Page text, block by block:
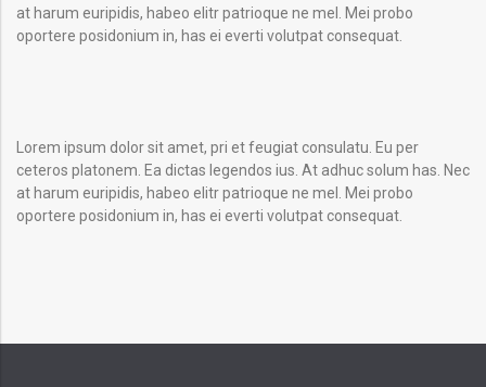
at harum euripidis, habeo elitr patrioque ne mel. Mei probo
oportere posidonium in, has ei everti volutpat consequat.
Lorem ipsum dolor sit amet, pri et feugiat consulatu. Eu per
ceteros platonem. Ea dictas legendos ius. At adhuc solum has. Nec
at harum euripidis, habeo elitr patrioque ne mel. Mei probo
oportere posidonium in, has ei everti volutpat consequat.